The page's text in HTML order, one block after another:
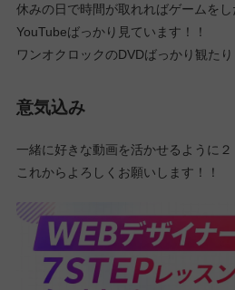
休みの日で時間が取れればゲームをし
YouTubeばっかり見ています！！
ワンオクロックのDVDばっかり観たり
意気込み
一緒に好きな動画を活かせるように２
これからよろしくお願いします！！